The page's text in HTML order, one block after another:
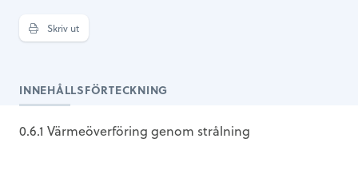
Skriv ut
INNEHÅLLSFÖRTECKNING
0.6.1 Värmeöverföring genom strålning